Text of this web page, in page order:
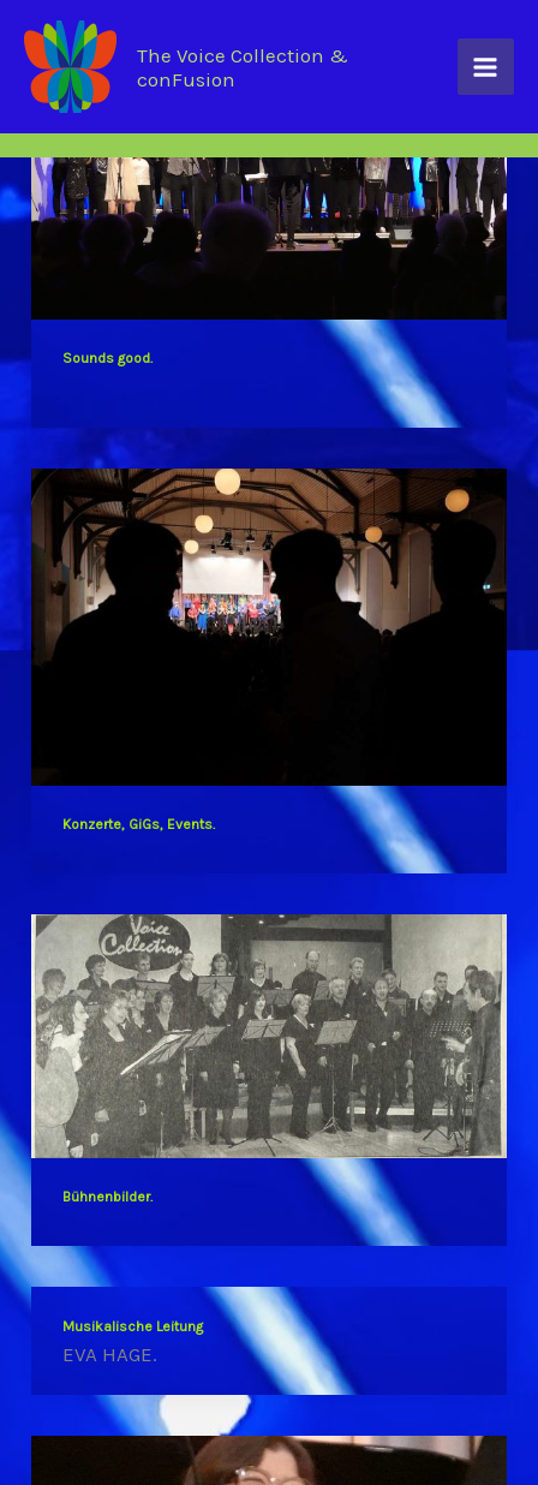
Inhalt
springen
The Voice Collection &
conFusion
Sounds good.
Konzerte, GiGs, Events.
Bühnenbilder.
Musikalische Leitung
EVA HAGE.